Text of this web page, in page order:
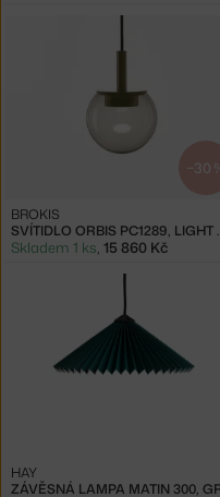
−30
SVÍTIDLO
BROKIS
Skladem 1 ks, 15 860 Kč
HAY